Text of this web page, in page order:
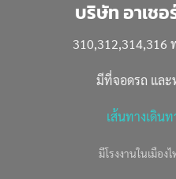
บริษัท อาเช
310,312,314,316
มีที่จอดรถ และ
เส้นทางเดิน
มีโรงงานในเมือ